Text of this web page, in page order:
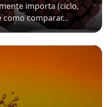
importa (ciclo,
como comparar…